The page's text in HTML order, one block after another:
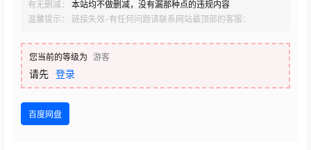
有无删减：
本站均不做删减，没有漏那种点的违规内容
温馨提示： 链接失效-有任何问题请联系网站最顶部的客服：
您当前的等级为 游客
请先 登录
百度网盘